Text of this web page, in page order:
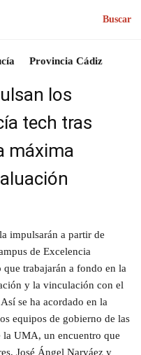
Buscar
Provincia Cádiz
los
tech tras
máxima
impulsarán a partir de
de Excelencia
que trabajarán a fondo en la
y la vinculación con el
se ha acordado en la
equipos de gobierno de las
la UMA, un encuentro que
José Ángel Narváez y